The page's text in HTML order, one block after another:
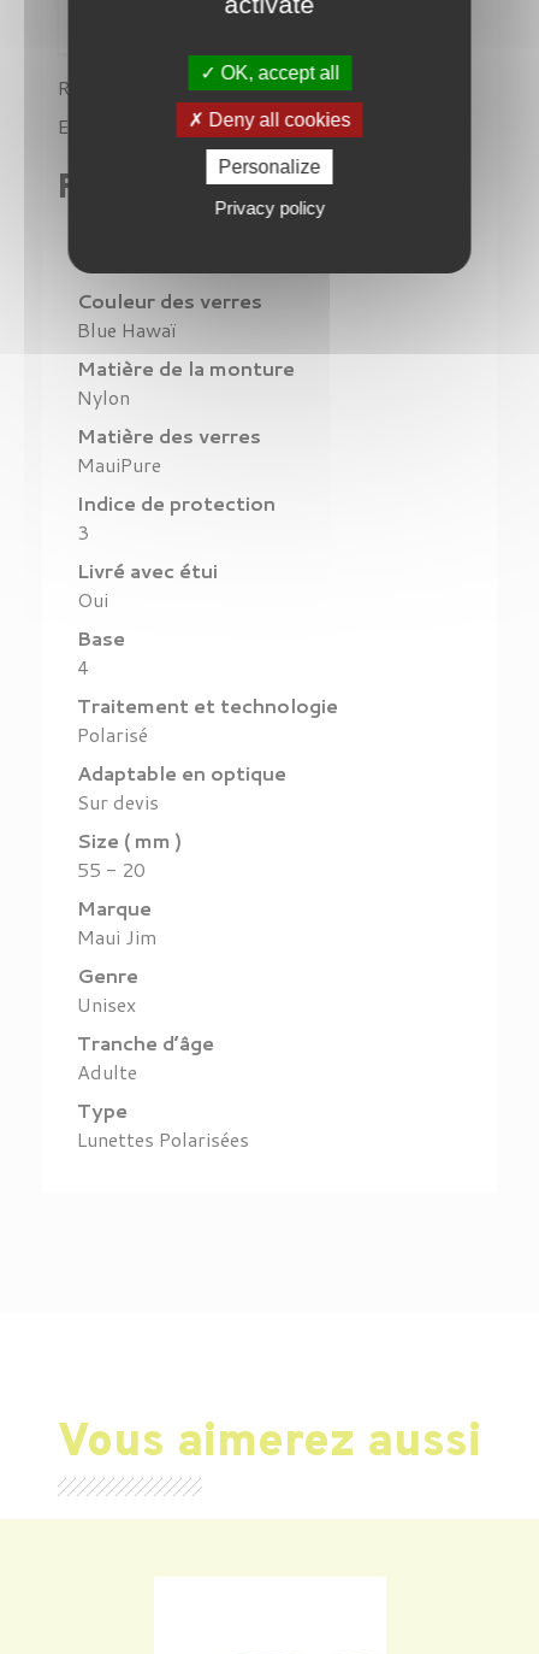
Référence
MJ-B602-03
En stock
1 Produit
Fiche technique
Pehu
Couleur des verres
Blue Hawaï
Matière de la monture
Nylon
Matière des verres
MauiPure
Indice de protection
3
Livré avec étui
Oui
Base
4
Traitement et technologie
Polarisé
Adaptable en optique
Sur devis
Size ( mm )
55 - 20
Marque
Maui Jim
Genre
Unisex
Tranche d’âge
Adulte
Type
Lunettes Polarisées
Vous aimerez aussi
OK, accept all
Deny all cookies
Personalize
Privacy policy